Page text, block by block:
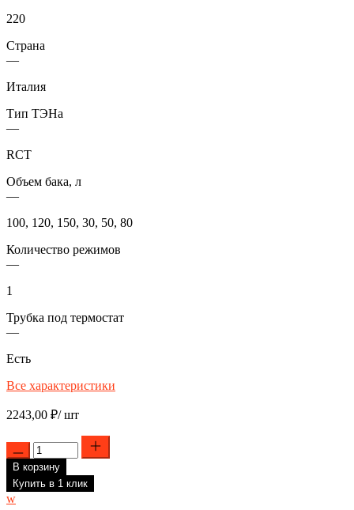
220
Страна
—
Италия
Тип ТЭНа
—
RCT
Объем бака, л
—
100, 120, 150, 30, 50, 80
Количество режимов
—
1
Трубка под термостат
—
Есть
Все характеристики
2243,00 ₽/ шт
Количество
товара
ТЭН
RCT
для
В корзину
Купить в 1 клик
w